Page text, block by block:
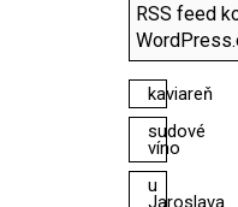
RSS feed
kaviareň
sudové
víno
u
Jaroslava